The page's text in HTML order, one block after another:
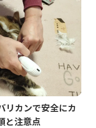
リカンで安全にカ
と注意点